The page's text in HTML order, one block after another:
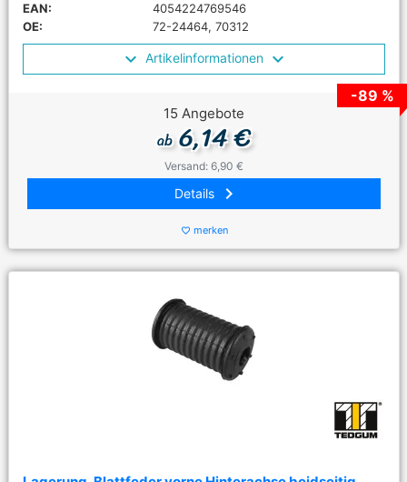
EAN:
4054224769546
OE:
72-24464, 70312
Artikelinformationen
-89 %
15 Angebote
ab6,14 €
Versand: 6,90 €
Details keyboard_arrow_right
favorite_border merken